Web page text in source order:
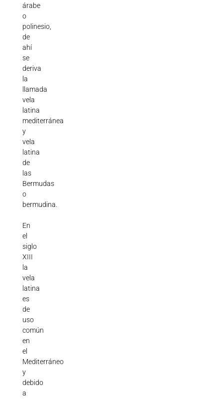
árabe
o
polinesio,
de
ahí
se
deriva
la
llamada
vela
latina
mediterránea
y
vela
latina
de
las
Bermudas
o
bermudina.
En
el
siglo
XIII
la
vela
latina
es
de
uso
común
en
el
Mediterráneo
y
debido
a